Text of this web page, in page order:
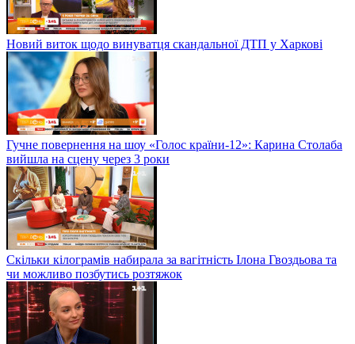
Новий виток щодо винуватця скандальної ДТП у Харкові
Гучне повернення на шоу «Голос країни-12»: Карина Столаба
вийшла на сцену через 3 роки
Скільки кілограмів набирала за вагітність Ілона Гвоздьова та
чи можливо позбутись розтяжок